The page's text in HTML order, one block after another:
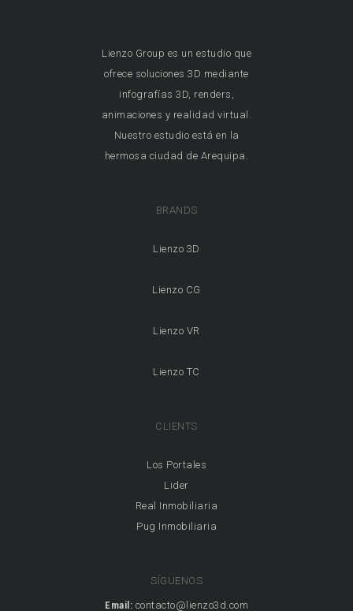
Lienzo Group es un estudio que
ofrece soluciones 3D mediante
infografías 3D, renders,
animaciones y realidad virtual.
Nuestro estudio está en la
hermosa ciudad de Arequipa.
BRANDS
Lienzo 3D
Lienzo CG
Lienzo VR
Lienzo TC
CLIENTS
Los Portales
Lider
Real Inmobiliaria
Pug Inmobiliaria
SÍGUENOS
Email: contacto@lienzo3d.com